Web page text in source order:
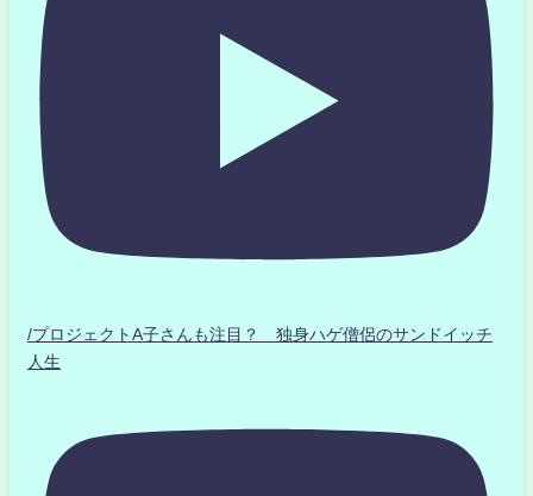
/プロジェクトA子さんも注目？ 独身ハゲ僧侶のサンドイッチ
人生